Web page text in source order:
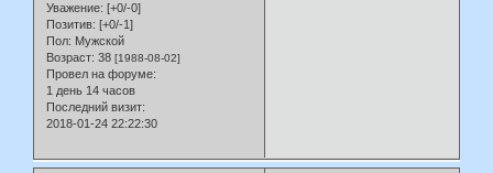
Уважение: [+0/-0]
Позитив: [+0/-1]
Пол: Мужской
Возраст: 38 [1988-08-02]
Провел на форуме:
1 день 14 часов
Последний визит:
2018-01-24 22:22:30